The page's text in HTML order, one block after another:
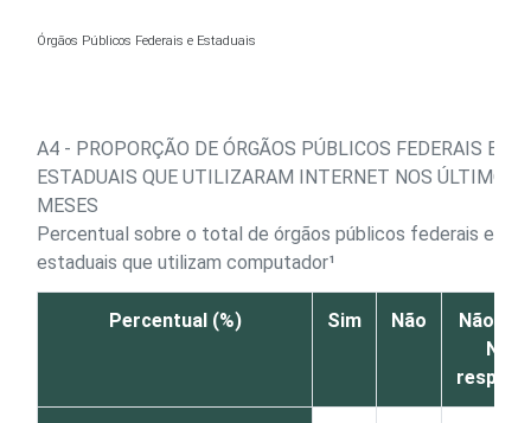
Órgãos Públicos Federais e Estaduais
A4 - PROPORÇÃO DE ÓRGÃOS PÚBLICOS FEDERAIS E
ESTADUAIS QUE UTILIZARAM INTERNET NOS ÚLTIMOS
MESES
Percentual sobre o total de órgãos públicos federais e
estaduais que utilizam computador¹
Percentual (%) Sim Não
Não
Não